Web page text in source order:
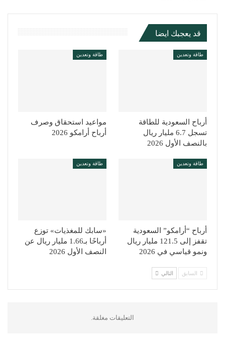
قد يعجبك ايضا
طاقة وتعدين
أرباح السعودية للطاقة
تسجل 6.7 مليار ريال
بالنصف الأول 2026
طاقة وتعدين
مواعيد استحقاق وصرف
أرباح أرامكو 2026
طاقة وتعدين
أرباح “أرامكو” السعودية
تقفز إلى 121.5 مليار ريال
ونمو قياسي في 2026
طاقة وتعدين
«سابك للمغذيات» توزع
أرباحًا بـ1.66 مليار ريال عن
النصف الأول 2026
السابق التالي
التعليقات مغلقة.